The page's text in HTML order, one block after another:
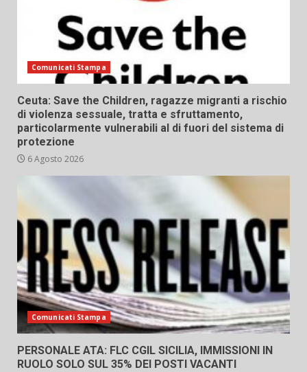
Comunicati Stampa
Ceuta: Save the Children, ragazze migranti a rischio
di violenza sessuale, tratta e sfruttamento,
particolarmente vulnerabili al di fuori del sistema di
protezione
6 Agosto 2026
Comunicati Stampa
PERSONALE ATA: FLC CGIL SICILIA, IMMISSIONI IN
RUOLO SOLO SUL 35% DEI POSTI VACANTI